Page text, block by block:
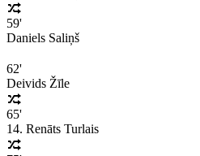
59'
Daniels Saliņš
62'
Deivids Žīle
65'
14. Renāts Turlais